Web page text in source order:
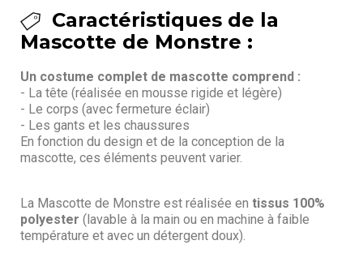
Caractéristiques de la
Mascotte de Monstre :
Un costume complet de mascotte comprend :
- La tête (réalisée en mousse rigide et légère)
- Le corps (avec fermeture éclair)
- Les gants et les chaussures
En fonction du design et de la conception de la
mascotte, ces éléments peuvent varier.
La Mascotte de Monstre est réalisée en tissus 100%
polyester (lavable à la main ou en machine à faible
température et avec un détergent doux).